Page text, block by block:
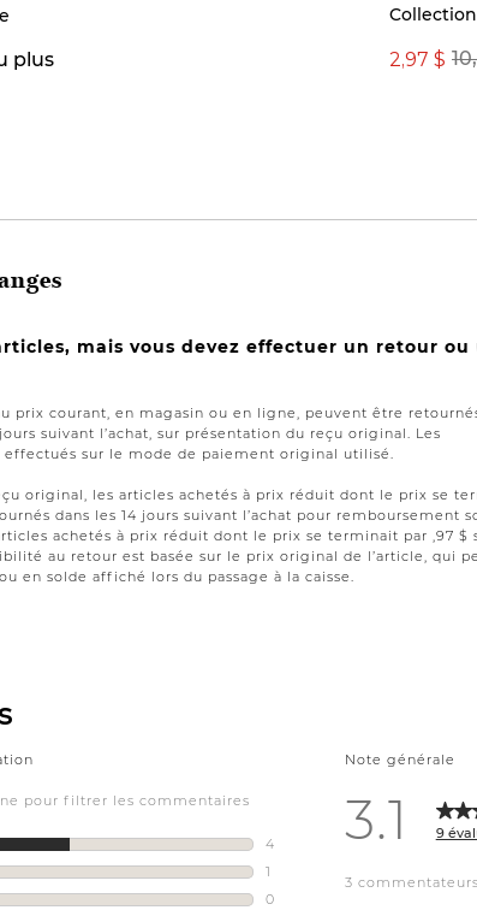
plus 2,97 $
mais vous devez effectuer un retour ou
prix courant, en magasin ou en ligne, peuvent être
suivant l’achat, sur présentation du reçu original. Les
effectués sur le mode de paiement original utilisé.
original, les articles achetés à prix réduit dont le prix se
dans les 14 jours suivant l’achat pour remboursement
achetés à prix réduit dont le prix se terminait par ,97 $
au retour est basée sur le prix original de l’article, qui
en solde affiché lors du passage à la caisse.